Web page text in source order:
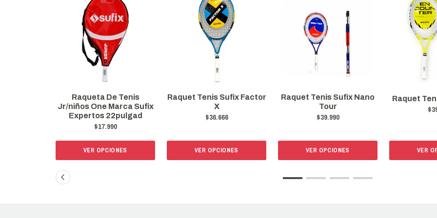
Raquet Tenis Sufix Factor
X
$36.666
VER OPCIONES
Raquet Tenis Sufix Nano
Tour
$39.990
VER OPCIONES
Raquet Tenis Encounter
$39.666
VER OPCIONES
Raquet
VER